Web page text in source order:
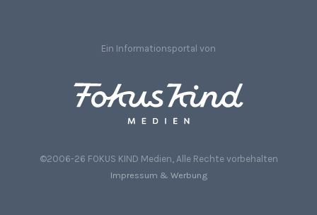
Ein Informationsportal von
©2006-26 FOKUS KIND Medien, Alle Rechte vorbehalten
Impressum & Werbung